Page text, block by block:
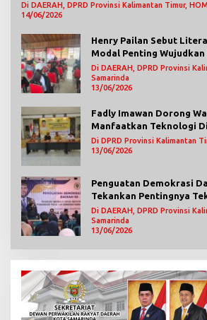
Di DAERAH, DPRD Provinsi Kalimantan Timur,
14/06/2026
Henry Pailan Sebut
Modal Penting
Lebih Terbuka
Di DAERAH, DPRD Provinsi
Samarinda
13/06/2026
Fadly Imawan Dorong
Manfaatkan Teknologi
Mengawasi Jalannya
Di DPRD Provinsi Kalimantan
13/06/2026
Penguatan Demokrasi
Tekankan Pentingnya
Di DAERAH, DPRD Provinsi
Samarinda
13/06/2026